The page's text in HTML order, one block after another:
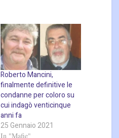
Roberto Mancini,
finalmente definitive le
condanne per coloro su
cui indagò venticinque
anni fa
25 Gennaio 2021
In "Mafie"